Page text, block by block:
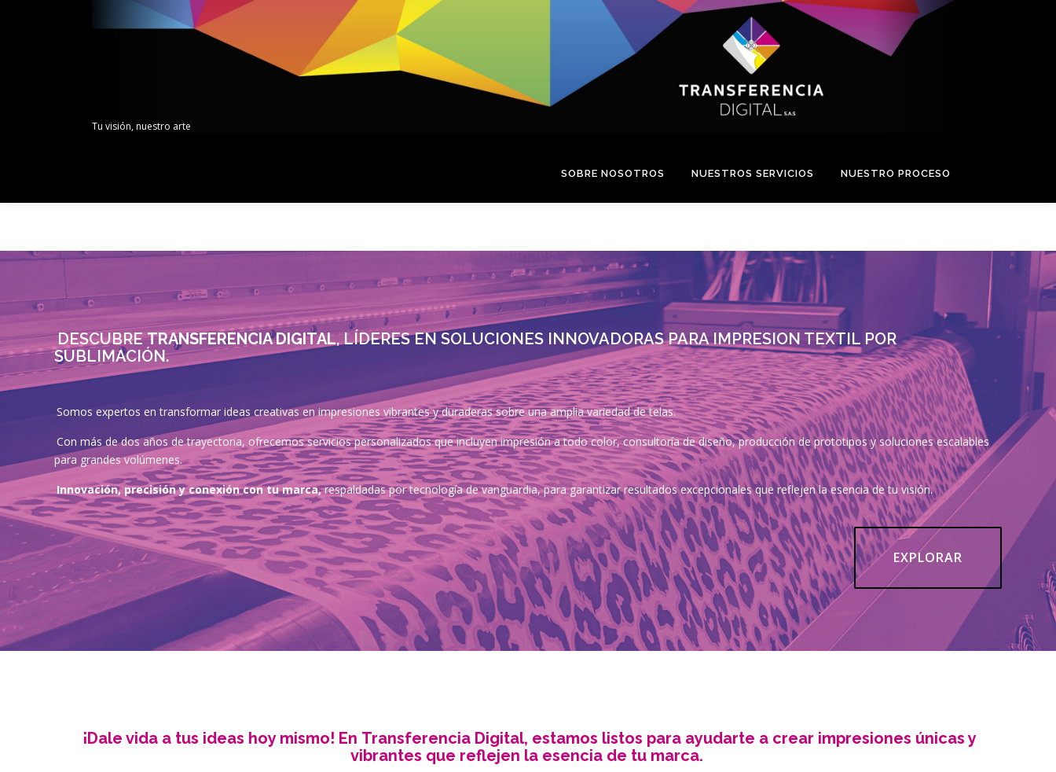
Tu visión, nuestro arte
SOBRE NOSOTROS NUESTROS SERVICIOS NUESTRO PROCESO
DESCUBRETRANSFERENCIA DIGITAL, LÍDERES EN SOLUCIONES INNOVADORAS PARA IMPRESION TEXTIL POR
SUBLIMACIÓN.
Somos expertos en transformar ideas creativas en impresiones vibrantes y duraderas sobre una amplia variedad de telas.
Con más de dos años de trayectoria, ofrecemos servicios personalizados que incluyen impresión a todo color, consultoría de diseño, producción de prototipos y soluciones escalables
para grandes volúmenes.
Innovación, precisión y conexión con tu marca,respaldadas por tecnología de vanguardia, para garantizar resultados excepcionales que reflejen la esencia de tu visión.
EXPLORAR
¡Dale vida a tus ideas hoy mismo! En Transferencia Digital, estamos listos para ayudarte a crear impresiones únicas y
vibrantes que reflejen la esencia de tu marca.